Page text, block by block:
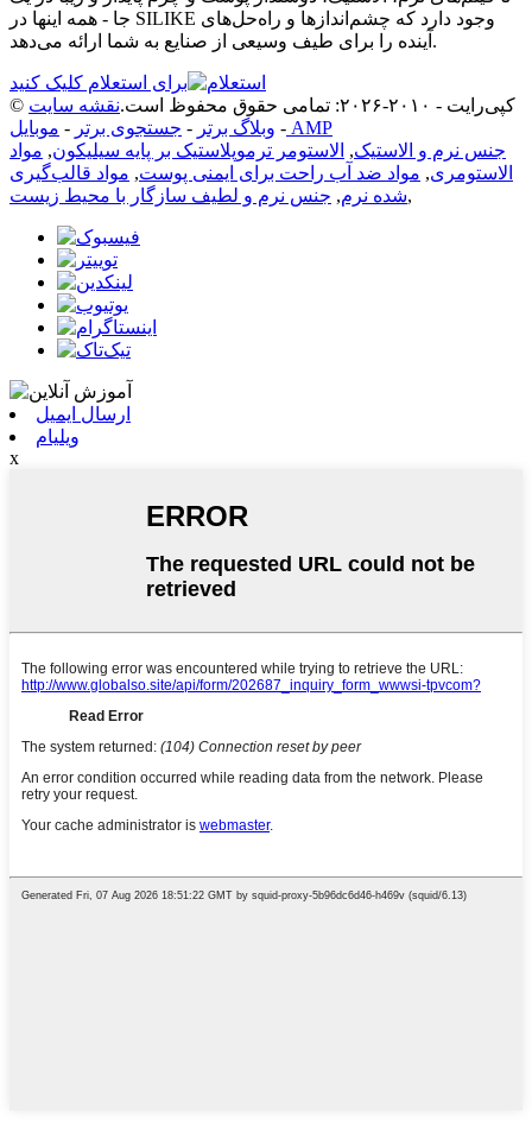
جا - همه اینها در SILIKE وجود دارد که چشم‌اندازها و راه‌حل‌های
آینده را برای طیف وسیعی از صنایع به شما ارائه می‌دهد.
برای استعلام کلیک کنید
© کپی‌رایت - ۲۰۱۰-۲۰۲۶: تمامی حقوق محفوظ است.
نقشه سایت
- وبلاگ برتر - جستجوی برتر -
موبایل AMP
جنس نرم و الاستیک, الاستومر ترموپلاستیک بر پایه سیلیکون, مواد
الاستومری, مواد ضد آب راحت برای ایمنی پوست, مواد قالب‌گیری
شده نرم, جنس نرم و لطیف سازگار با محیط زیست ,
ارسال ایمیل
ویلیام
x